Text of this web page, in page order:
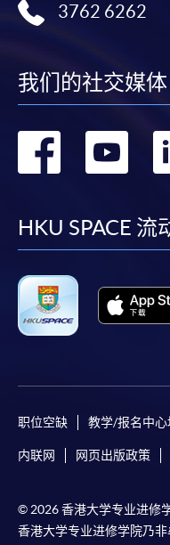
3762 6262
我们的社交媒体
转 转
HKU SPACE 流
职位空缺 教学/报名中心
内联网 网页出版政策
© 2026 香港大学专业进修
香港大学专业进修学院乃